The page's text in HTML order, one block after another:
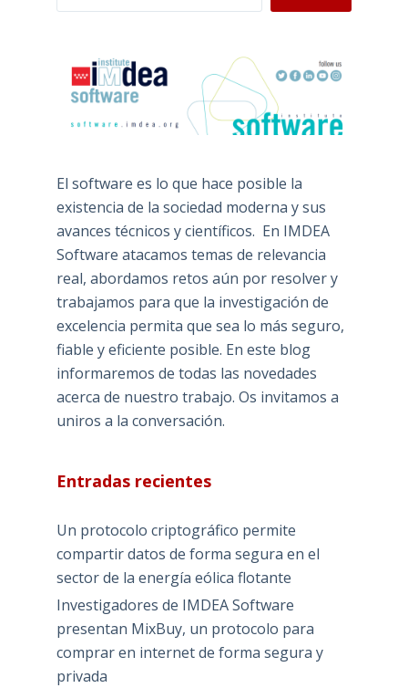
El software es lo que hace posible la
existencia de la sociedad moderna y sus
avances técnicos y científicos. En IMDEA
Software atacamos temas de relevancia
real, abordamos retos aún por resolver y
trabajamos para que la investigación de
excelencia permita que sea lo más seguro,
fiable y eficiente posible. En este blog
informaremos de todas las novedades
acerca de nuestro trabajo. Os invitamos a
uniros a la conversación.
Entradas recientes
Un protocolo criptográfico permite
compartir datos de forma segura en el
sector de la energía eólica flotante
Investigadores de IMDEA Software
presentan MixBuy, un protocolo para
comprar en internet de forma segura y
privada